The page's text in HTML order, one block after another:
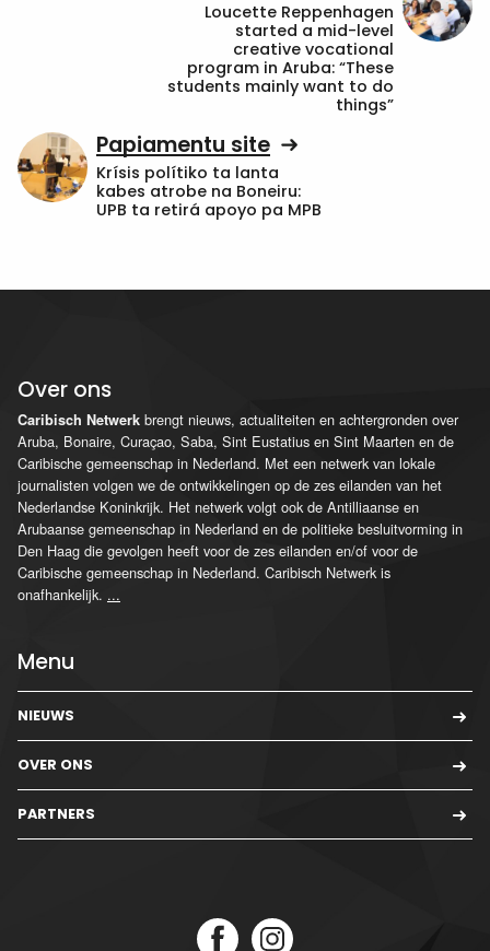
Loucette Reppenhagen
started a mid-level
creative vocational
program in Aruba: “These
students mainly want to do
things”
Papiamentu site
Krísis polítiko ta lanta
kabes atrobe na Boneiru:
UPB ta retirá apoyo pa MPB
Over ons
Caribisch Netwerk brengt nieuws, actualiteiten en achtergronden over
Aruba, Bonaire, Curaçao, Saba, Sint Eustatius en Sint Maarten en de
Caribische gemeenschap in Nederland. Met een netwerk van lokale
journalisten volgen we de ontwikkelingen op de zes eilanden van het
Nederlandse Koninkrijk. Het netwerk volgt ook de Antilliaanse en
Arubaanse gemeenschap in Nederland en de politieke besluitvorming in
Den Haag die gevolgen heeft voor de zes eilanden en/of voor de
Caribische gemeenschap in Nederland. Caribisch Netwerk is
onafhankelijk. ...
Menu
NIEUWS
OVER ONS
PARTNERS